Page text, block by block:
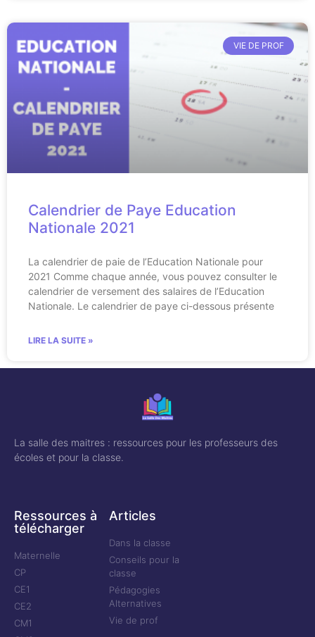
VIE DE PROF
Calendrier de Paye Education
Nationale 2021
La calendrier de paie de l’Education Nationale pour
2021 Comme chaque année, vous pouvez consulter le
calendrier de versement des salaires de l’Education
Nationale. Le calendrier de paye ci-dessous présente
LIRE LA SUITE »
La salle des maitres : ressources pour les professeurs des
écoles et pour la classe.
Ressources à
télécharger
Maternelle
CP
CE1
CE2
CM1
Articles
Dans la classe
Conseils pour la
classe
Pédagogies
Alternatives
Vie de prof